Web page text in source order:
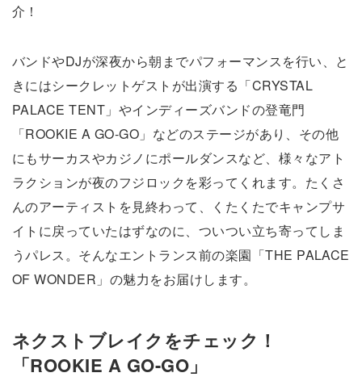
介！
バンドやDJが深夜から朝までパフォーマンスを行い、と
きにはシークレットゲストが出演する「CRYSTAL
PALACE TENT」やインディーズバンドの登竜門
「ROOKIE A GO-GO」などのステージがあり、その他
にもサーカスやカジノにポールダンスなど、様々なアト
ラクションが夜のフジロックを彩ってくれます。たくさ
んのアーティストを見終わって、くたくたでキャンプサ
イトに戻っていたはずなのに、ついつい立ち寄ってしま
うパレス。そんなエントランス前の楽園「THE PALACE
OF WONDER」の魅力をお届けします。
ネクストブレイクをチェック！
「ROOKIE A GO-GO」